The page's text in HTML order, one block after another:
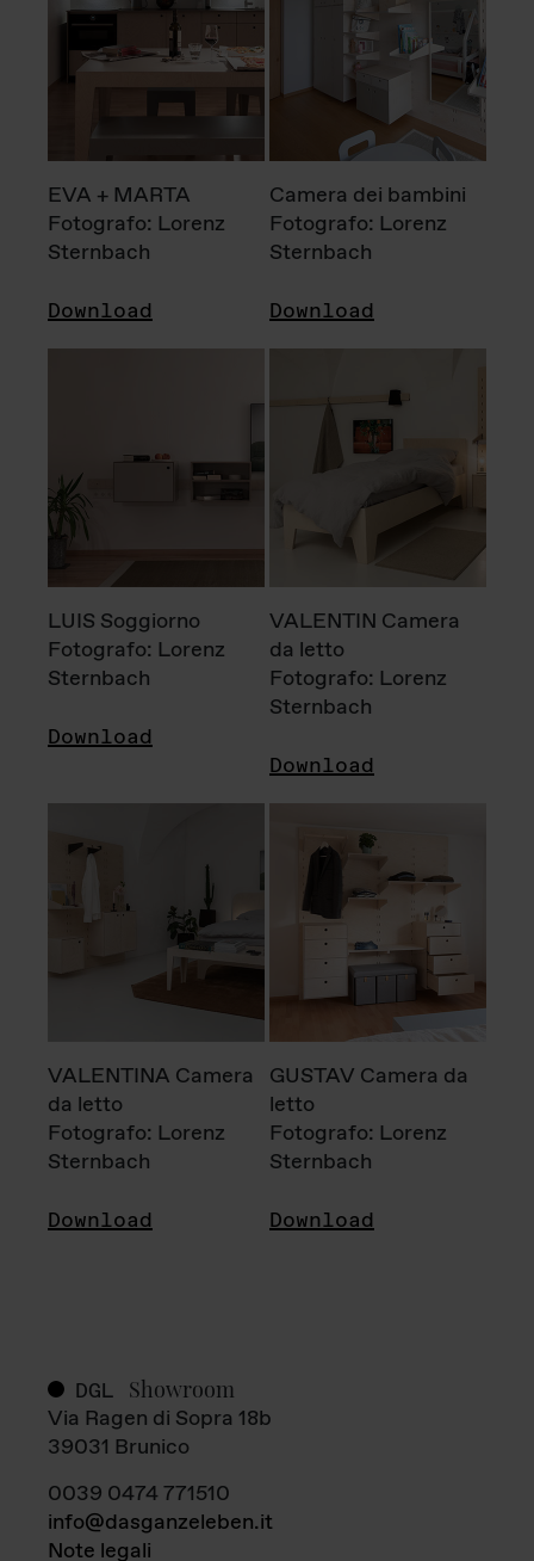
EVA + MARTA
Fotografo: Lorenz
Sternbach
Download
Camera dei bambini
Fotografo: Lorenz
Sternbach
Download
LUIS Soggiorno
Fotografo: Lorenz
Sternbach
Download
VALENTIN Camera
da letto
Fotografo: Lorenz
Sternbach
Download
VALENTINA Camera
da letto
Fotografo: Lorenz
Sternbach
Download
GUSTAV Camera da
letto
Fotografo: Lorenz
Sternbach
Download
DGL Showroom
Via Ragen di Sopra 18b
39031 Brunico
0039 0474 771510
info@dasganzeleben.it
Note legali